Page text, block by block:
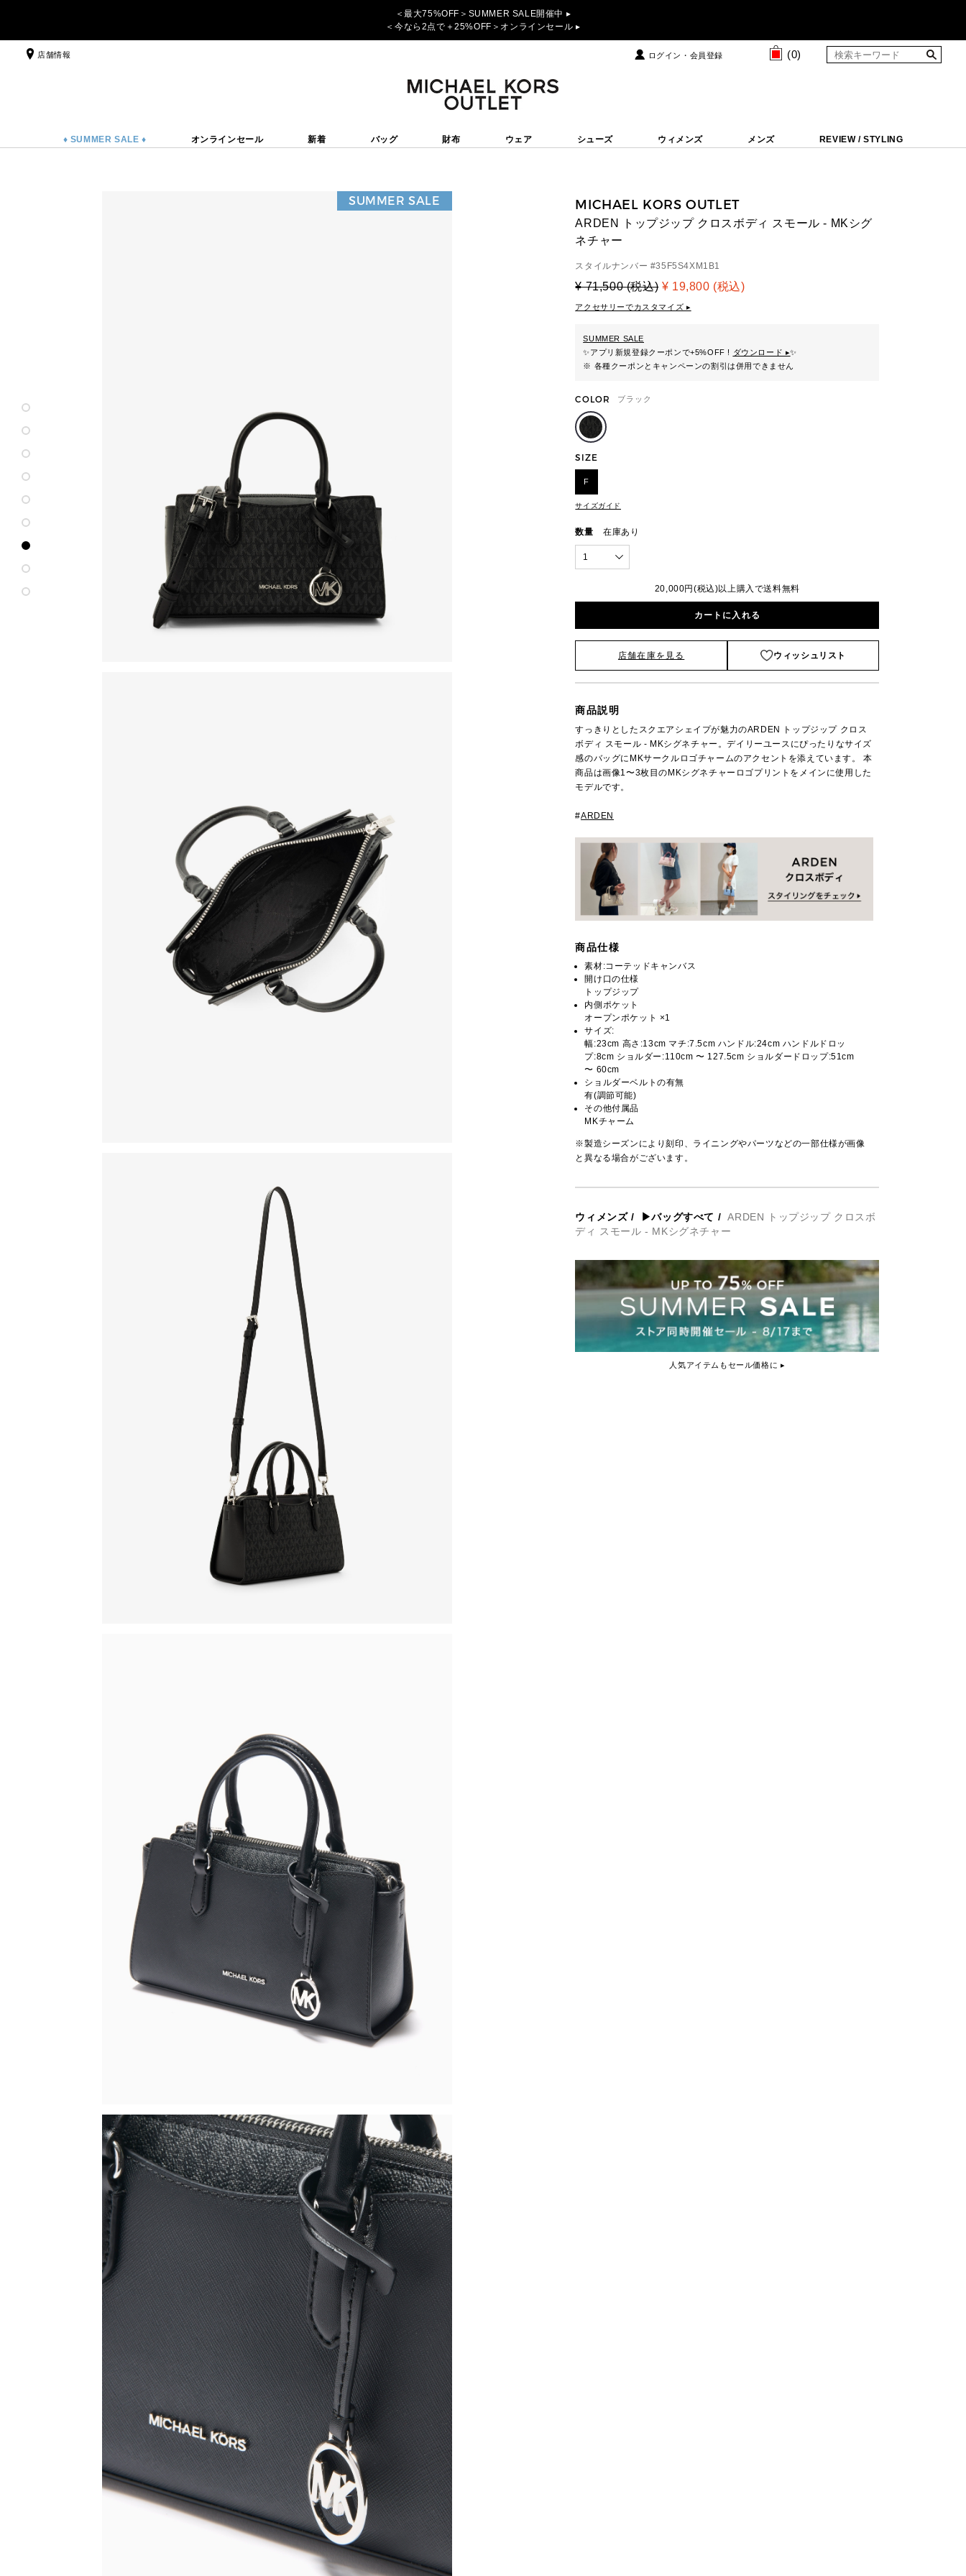
＜最大75%OFF＞SUMMER SALE開催中 ▸
＜今なら2点で＋25%OFF＞オンラインセール ▸
店舗情報 ログイン・会員登録 (0)
♦ SUMMER SALE ♦ オンラインセール 新着 バッグ 財布 ウェア シューズ ウィメンズ メンズ REVIEW / STYLING
SUMMER SALE MICHAEL KORS OUTLET
ARDEN トップジップ クロスボディ スモール - MKシグ
ネチャー
スタイルナンバー #35F5S4XM1B1
¥ 71,500 (税込) ¥ 19,800 (税込)
アクセサリーでカスタマイズ ▸
SUMMER SALE
✨アプリ新規登録クーポンで+5%OFF ! ダウンロード ▸✨
※ 各種クーポンとキャンペーンの割引は併用できません
COLOR ブラック
SIZE
F
サイズガイド
数量 在庫あり
1
20,000円(税込)以上購入で送料無料
カートに入れる
店舗在庫を見る ウィッシュリスト
商品説明
すっきりとしたスクエアシェイプが魅力のARDEN トップジップ クロス
ボディ スモール - MKシグネチャー。デイリーユースにぴったりなサイズ
感のバッグにMKサークルロゴチャームのアクセントを添えています。 本
商品は画像1〜3枚目のMKシグネチャーロゴプリントをメインに使用した
モデルです。
#ARDEN
商品仕様
素材:コーテッドキャンバス
開け口の仕様
トップジップ
内側ポケット
オープンポケット ×1
サイズ:
幅:23cm 高さ:13cm マチ:7.5cm ハンドル:24cm ハンドルドロッ
プ:8cm ショルダー:110cm 〜 127.5cm ショルダードロップ:51cm
〜 60cm
ショルダーベルトの有無
有(調節可能)
その他付属品
MKチャーム
※製造シーズンにより刻印、ライニングやパーツなどの一部仕様が画像
と異なる場合がございます。
ウィメンズ/ ▶バッグすべて / ARDEN トップジップ クロスボ
ディ スモール - MKシグネチャー
人気アイテムもセール価格に ▸